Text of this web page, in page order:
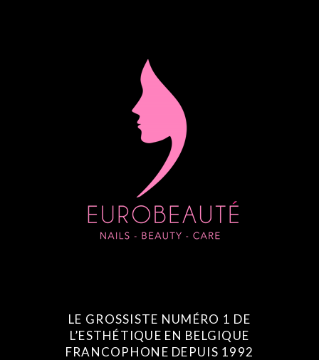
LE GROSSISTE NUMÉRO 1 DE
L’ESTHÉTIQUE EN BELGIQUE
FRANCOPHONE DEPUIS 1992